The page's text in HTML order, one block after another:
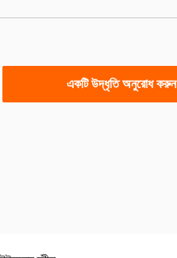
একটি উদ্ধৃতি অনুরোধ করুন